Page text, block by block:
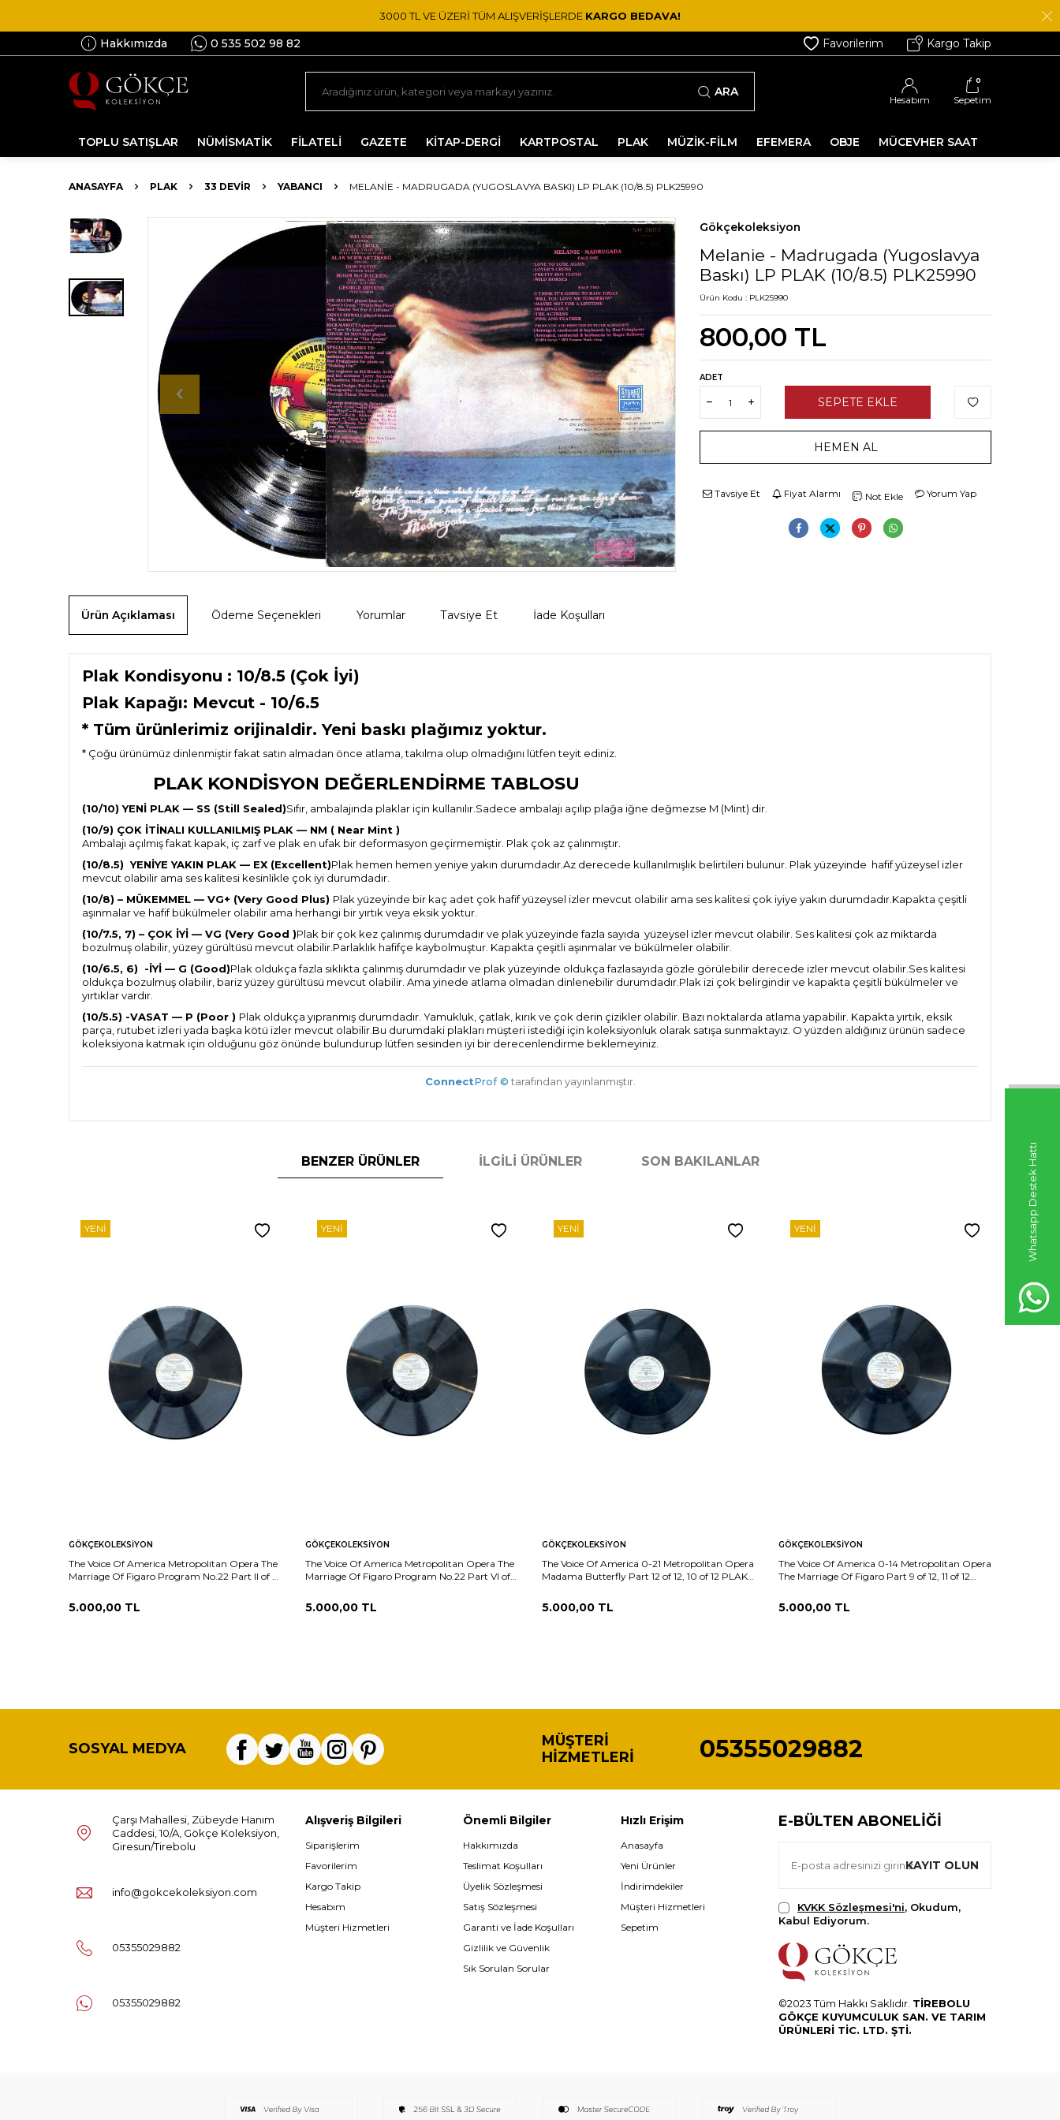
Whatsapp Destek Hattı
3000 TL VE ÜZERİ TÜM ALIŞVERİŞLERDE KARGO BEDAVA!
Hakkımızda 0 535 502 98 82 Favorilerim Kargo Takip
ARA
Hesabım
0
Sepetim
TOPLU SATIŞLAR NÜMİSMATİK FİLATELİ GAZETE KİTAP-DERGİ KARTPOSTAL PLAK MÜZİK-FİLM EFEMERA OBJE MÜCEVHER SAAT
ANASAYFA PLAK 33 DEVIR YABANCI MELANIE - MADRUGADA (YUGOSLAVYA BASKI) LP PLAK (10/8.5) PLK25990
Gökçekoleksiyon
Melanie - Madrugada (Yugoslavya
Baskı) LP PLAK (10/8.5) PLK25990
Ürün Kodu : PLK25990
800,00 TL
ADET
SEPETE EKLE
HEMEN AL
Tavsiye Et Fiyat Alarmı Not Ekle Yorum Yap
Ürün Açıklaması Ödeme Seçenekleri Yorumlar Tavsiye Et İade Koşulları
Plak Kondisyonu : 10/8.5 (Çok İyi)
Plak Kapağı: Mevcut - 10/6.5
* Tüm ürünlerimiz orijinaldir. Yeni baskı plağımız yoktur.
* Çoğu ürünümüz dinlenmiştir fakat satın almadan önce atlama, takılma olup olmadığını lütfen teyit ediniz.
PLAK KONDİSYON DEĞERLENDİRME TABLOSU
(10/10) YENİ PLAK — SS (Still Sealed)Sıfır, ambalajında plaklar için kullanılır.Sadece ambalajı açılıp plağa iğne değmezse M (Mint) dir.
(10/9) ÇOK İTİNALI KULLANILMIŞ PLAK — NM ( Near Mint )
Ambalajı açılmış fakat kapak, iç zarf ve plak en ufak bir deformasyon geçirmemiştir. Plak çok az çalınmıştır.
(10/8.5) YENİYE YAKIN PLAK — EX (Excellent)Plak hemen hemen yeniye yakın durumdadır.Az derecede kullanılmışlık belirtileri bulunur. Plak yüzeyinde hafif yüzeysel izler
mevcut olabilir ama ses kalitesi kesinlikle çok iyi durumdadır.
(10/8) – MÜKEMMEL — VG+ (Very Good Plus) Plak yüzeyinde bir kaç adet çok hafif yüzeysel izler mevcut olabilir ama ses kalitesi çok iyiye yakın durumdadır.Kapakta çeşitli
aşınmalar ve hafif bükülmeler olabilir ama herhangi bir yırtık veya eksik yoktur.
(10/7.5, 7) – ÇOK İYİ — VG (Very Good )Plak bir çok kez çalınmış durumdadır ve plak yüzeyinde fazla sayıda yüzeysel izler mevcut olabilir. Ses kalitesi çok az miktarda
bozulmuş olabilir, yüzey gürültüsü mevcut olabilir.Parlaklık hafifçe kaybolmuştur. Kapakta çeşitli aşınmalar ve bükülmeler olabilir.
(10/6.5, 6) -İYİ — G (Good)Plak oldukça fazla sıklıkta çalınmış durumdadır ve plak yüzeyinde oldukça fazlasayıda gözle görülebilir derecede izler mevcut olabilir.Ses kalitesi
oldukça bozulmuş olabilir, bariz yüzey gürültüsü mevcut olabilir. Ama yinede atlama olmadan dinlenebilir durumdadır.Plak izi çok belirgindir ve kapakta çeşitli bükülmeler ve
yırtıklar vardır.
(10/5.5) -VASAT — P (Poor ) Plak oldukça yıpranmış durumdadır. Yamukluk, çatlak, kırık ve çok derin çizikler olabilir. Bazı noktalarda atlama yapabilir. Kapakta yırtık, eksik
parça, rutubet izleri yada başka kötü izler mevcut olabilir.Bu durumdaki plakları müşteri istediği için koleksiyonluk olarak satışa sunmaktayız. O yüzden aldığınız ürünün sadece
koleksiyona katmak için olduğunu göz önünde bulundurup lütfen sesinden iyi bir derecenlendirme beklemeyiniz.
ConnectProf © tarafından yayınlanmıştır.
BENZER ÜRÜNLER İLGILI ÜRÜNLER SON BAKILANLAR
YENI
GÖKÇEKOLEKSIYON
The Voice Of America Metropolitan Opera The
Marriage Of Figaro Program No.22 Part II of XI
5.000,00 TL
YENI
GÖKÇEKOLEKSIYON
The Voice Of America Metropolitan Opera The
Marriage Of Figaro Program No.22 Part VI of
5.000,00 TL
YENI
GÖKÇEKOLEKSIYON
The Voice Of America 0-21 Metropolitan Opera
Madama Butterfly Part 12 of 12, 10 of 12 PLAK
5.000,00 TL
YENI
GÖKÇEKOLEKSIYON
The Voice Of America 0-14 Metropolitan Opera
The Marriage Of Figaro Part 9 of 12, 11 of 12
5.000,00 TL
YENI
SOSYAL MEDYA
MÜŞTERI
HIZMETLERI
05355029882
Çarşı Mahallesi, Zübeyde Hanım
Caddesi, 10/A, Gökçe Koleksiyon,
Giresun/Tirebolu
info@gokcekoleksiyon.com
05355029882
05355029882
Alışveriş Bilgileri
Siparişlerim
Favorilerim
Kargo Takip
Hesabım
Müşteri Hizmetleri
Önemli Bilgiler
Hakkımızda
Teslimat Koşulları
Üyelik Sözleşmesi
Satış Sözleşmesi
Garanti ve İade Koşulları
Gizlilik ve Güvenlik
Sık Sorulan Sorular
Hızlı Erişim
Anasayfa
Yeni Ürünler
İndirimdekiler
Müşteri Hizmetleri
Sepetim
E-BÜLTEN ABONELIĞI
KAYIT OLUN
KVKK Sözleşmesi'ni, Okudum,
Kabul Ediyorum.
©2023 Tüm Hakkı Saklıdır. TİREBOLU
GÖKÇE KUYUMCULUK SAN. VE TARIM
ÜRÜNLERİ TİC. LTD. ŞTİ.